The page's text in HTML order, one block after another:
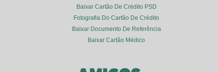
Baixar Cartão De Crédito PSD
Fotografia Do Cartão De Crédito
Baixar Documento De Referência
Baixar Cartão Médico